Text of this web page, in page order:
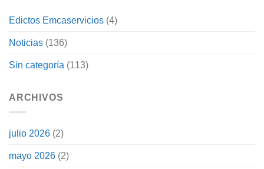
Edictos Emcaservicios (4)
Noticias (136)
Sin categoría (113)
ARCHIVOS
julio 2026 (2)
mayo 2026 (2)